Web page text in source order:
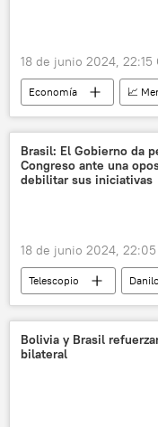
18 de junio 2024, 22:15
Economía
📈
EEUU
PIB
Brasil: El Gobierno da
Congreso ante una
debilitar sus iniciativas
18 de junio 2024, 22:05
Telescopio
Ucrania
G7
Bolivia y Brasil
bilateral